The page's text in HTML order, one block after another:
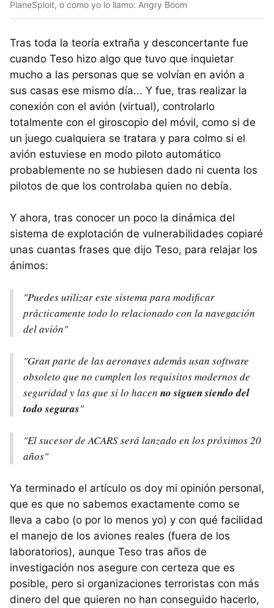
PlaneSploit, o como yo lo llamo: Angry Boom
Tras toda la teoría extraña y desconcertante fue
cuando Teso hizo algo que tuvo que inquietar
mucho a las personas que se volvían en avión a
sus casas ese mismo día... Y fue, tras realizar la
conexión con el avión (virtual), controlarlo
totalmente con el giroscopio del móvil, como si de
un juego cualquiera se tratara y para colmo si el
avión estuviese en modo piloto automático
probablemente no se hubiesen dado ni cuenta los
pilotos de que los controlaba quien no debía.
Y ahora, tras conocer un poco la dinámica del
sistema de explotación de vulnerabilidades copiaré
unas cuantas frases que dijo Teso, para relajar los
ánimos:
"Puedes utilizar este sistema para modificar
prácticamente todo lo relacionado con la navegación
del avión"
"Gran parte de las aeronaves además usan software
obsoleto que no cumplen los requisitos modernos de
seguridad y las que si lo hacen no siguen siendo del
todo seguras"
"El sucesor de ACARS será lanzado en los próximos 20
años"
Ya terminado el artículo os doy mi opinión personal,
que es que no sabemos exactamente como se
lleva a cabo (o por lo menos yo) y con qué facilidad
el manejo de los aviones reales (fuera de los
laboratorios), aunque Teso tras años de
investigación nos asegure con certeza que es
posible, pero si organizaciones terroristas con más
dinero del que quieren no han conseguido hacerlo,